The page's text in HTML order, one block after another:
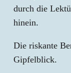
durch die
hinein.
Die riskante
Gipfelblick.